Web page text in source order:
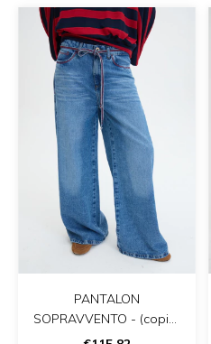
PANTALON
SOPRAVVENTO - (copia)
- (copia)